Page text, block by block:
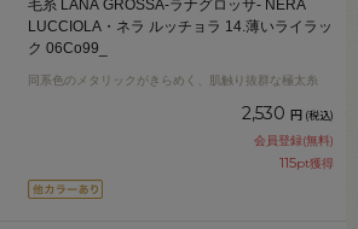
毛糸 LANA GROSSA-ラナグロッサ- NERA
LUCCIOLA・ネラ ルッチョラ 14.薄いライラッ
ク 06Co99_
同系色のメタリックがきらめく、肌触り抜群な極太糸
2,530 円 (税込)
会員登録(無料)
115pt獲得